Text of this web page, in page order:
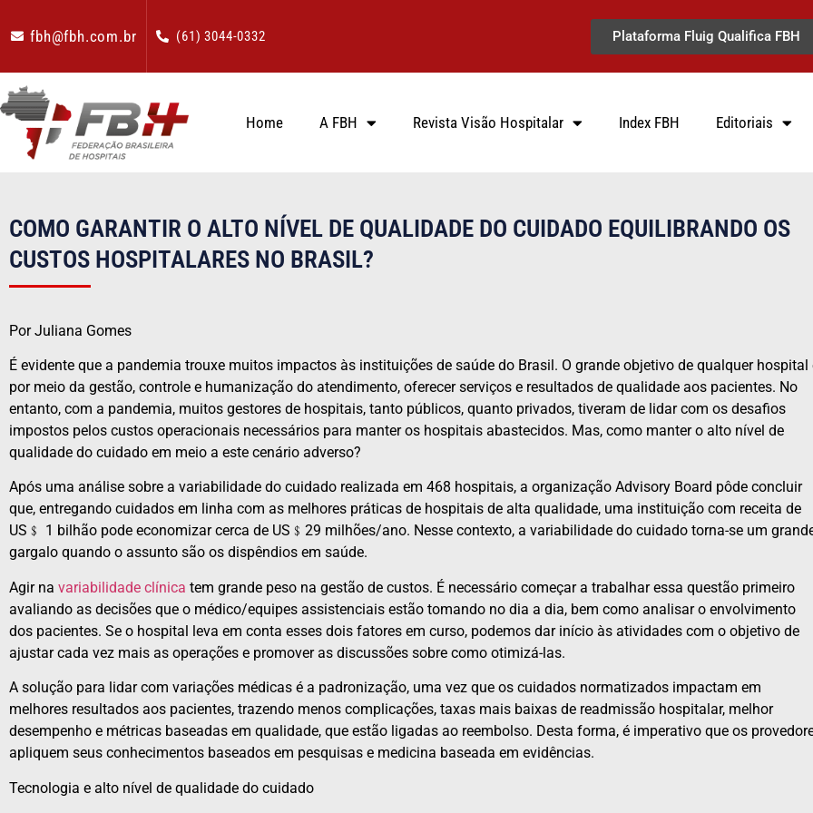
fbh@fbh.com.br (61) 3044-0332 Plataforma Fluig Qualifica FBH
Home A FBH Revista Visão Hospitalar Index FBH Editoriais
COMO GARANTIR O ALTO NÍVEL DE QUALIDADE DO CUIDADO EQUILIBRANDO OS
CUSTOS HOSPITALARES NO BRASIL?
Por Juliana Gomes
É evidente que a pandemia trouxe muitos impactos às instituições de saúde do Brasil. O grande objetivo de qualquer hospital
por meio da gestão, controle e humanização do atendimento, oferecer serviços e resultados de qualidade aos pacientes. No
entanto, com a pandemia, muitos gestores de hospitais, tanto públicos, quanto privados, tiveram de lidar com os desafios
impostos pelos custos operacionais necessários para manter os hospitais abastecidos. Mas, como manter o alto nível de
qualidade do cuidado em meio a este cenário adverso?
Após uma análise sobre a variabilidade do cuidado realizada em 468 hospitais, a organização Advisory Board pôde concluir
que, entregando cuidados em linha com as melhores práticas de hospitais de alta qualidade, uma instituição com receita de
US﹩ 1 bilhão pode economizar cerca de US﹩29 milhões/ano. Nesse contexto, a variabilidade do cuidado torna-se um
gargalo quando o assunto são os dispêndios em saúde.
Agir na variabilidade clínica tem grande peso na gestão de custos. É necessário começar a trabalhar essa questão primeiro
avaliando as decisões que o médico/equipes assistenciais estão tomando no dia a dia, bem como analisar o envolvimento
dos pacientes. Se o hospital leva em conta esses dois fatores em curso, podemos dar início às atividades com o objetivo de
ajustar cada vez mais as operações e promover as discussões sobre como otimizá-las.
A solução para lidar com variações médicas é a padronização, uma vez que os cuidados normatizados impactam em
melhores resultados aos pacientes, trazendo menos complicações, taxas mais baixas de readmissão hospitalar, melhor
desempenho e métricas baseadas em qualidade, que estão ligadas ao reembolso. Desta forma, é imperativo que os
apliquem seus conhecimentos baseados em pesquisas e medicina baseada em evidências.
Tecnologia e alto nível de qualidade do cuidado